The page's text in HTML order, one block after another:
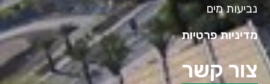
נביעות מים
מדיניות פרטיות
צור קשר